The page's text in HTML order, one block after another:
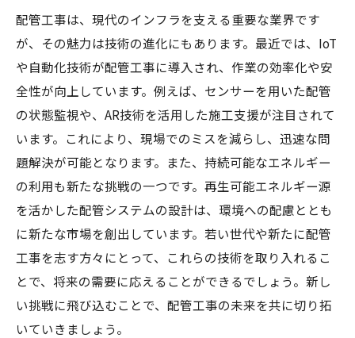
配管工事は、現代のインフラを支える重要な業界です
が、その魅力は技術の進化にもあります。最近では、IoT
や自動化技術が配管工事に導入され、作業の効率化や安
全性が向上しています。例えば、センサーを用いた配管
の状態監視や、AR技術を活用した施工支援が注目されて
います。これにより、現場でのミスを減らし、迅速な問
題解決が可能となります。また、持続可能なエネルギー
の利用も新たな挑戦の一つです。再生可能エネルギー源
を活かした配管システムの設計は、環境への配慮ととも
に新たな市場を創出しています。若い世代や新たに配管
工事を志す方々にとって、これらの技術を取り入れるこ
とで、将来の需要に応えることができるでしょう。新し
い挑戦に飛び込むことで、配管工事の未来を共に切り拓
いていきましょう。